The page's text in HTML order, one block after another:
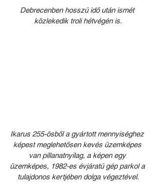
Debrecenben hosszú idő után ismét
közlekedik troli hétvégén is.
Ikarus 255-ösből a gyártott mennyiséghez
képest meglehetősen kevés üzemképes
van pillanatnyilag, a képen egy
üzemképes, 1982-es évjáratú gép parkol a
tulajdonos kertjében dolga végeztével.